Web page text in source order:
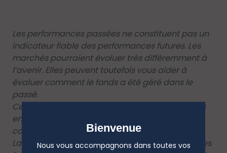
Les performances passées ne constituent pas un
indicateur fiable des performances futures. Les
marchés pourraient évoluer très différemment à
l’avenir. Elles peuvent toutefois vous aider à
évaluer comment le fonds a été géré dans le
passé.
Ce diagramme affiche la performance du fonds
en pourcentage de perte ou de gain par an au
cours des 10 dernières années.
La performance est affichée après déduction des
Bienvenue
Nous vous accompagnons dans toutes vos